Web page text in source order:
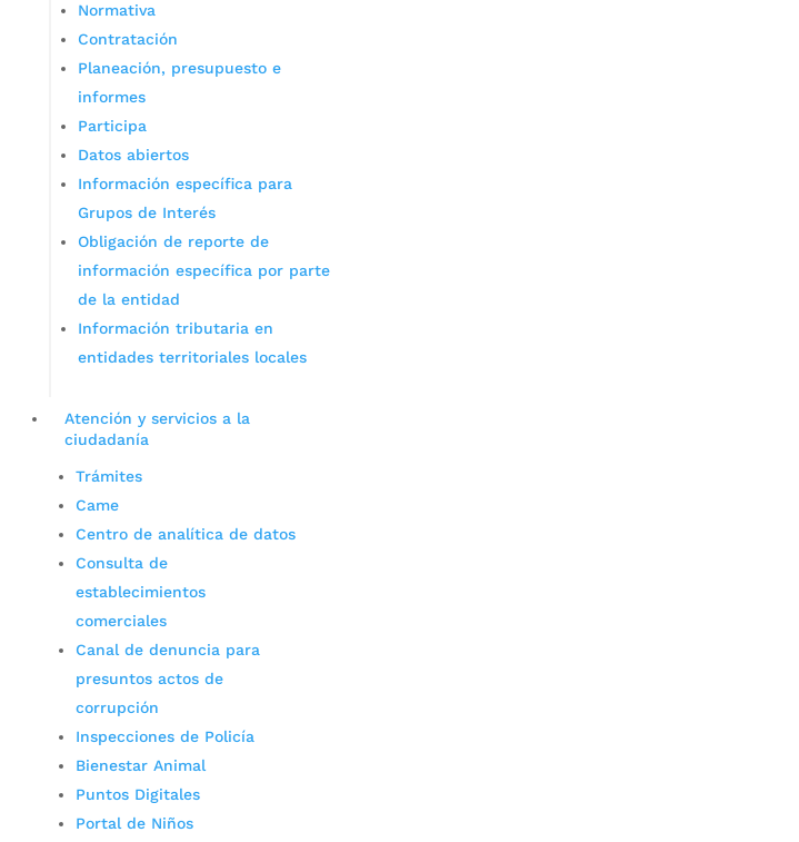
Normativa
Contratación
Planeación, presupuesto e
informes
Participa
Datos abiertos
Información específica para
Grupos de Interés
Obligación de reporte de
información específica por parte
de la entidad
Información tributaria en
entidades territoriales locales
Atención y servicios a la
ciudadanía
Trámites
Came
Centro de analítica de datos
Consulta de
establecimientos
comerciales
Canal de denuncia para
presuntos actos de
corrupción
Inspecciones de Policía
Bienestar Animal
Puntos Digitales
Portal de Niños